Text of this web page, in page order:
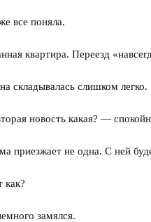
все поняла.
квартира. Переезд
складывалась слишком легко.
новость какая? —
приезжает не одна. С ней
замялся.